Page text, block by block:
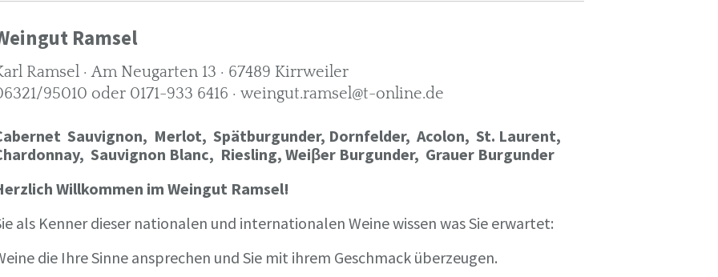
Ramsel
Ramsel · Am Neugarten 13 · 67489 Kirrweiler
95010 oder 0171-933 6416 · weingut.ramsel@t-online.de
Sauvignon, Merlot, Spätburgunder, Dornfelder, Acolon, St. Laurent,
Sauvignon Blanc, Riesling, Weiβer Burgunder, Grauer Burgunder
Willkommen im Weingut Ramsel!
als Kenner dieser nationalen und internationalen Weine wissen was Sie erwartet:
die Ihre Sinne ansprechen und Sie mit ihrem Geschmack überzeugen.